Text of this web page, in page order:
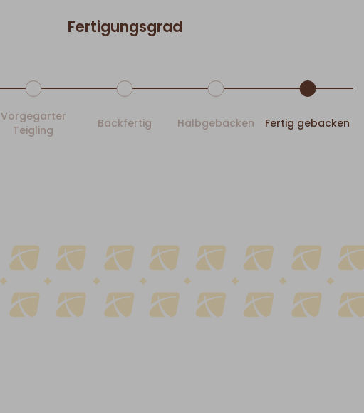
Fertigungsgrad
Vorgegarter
Teigling
Backfertig Halbgebacken Fertig gebacken